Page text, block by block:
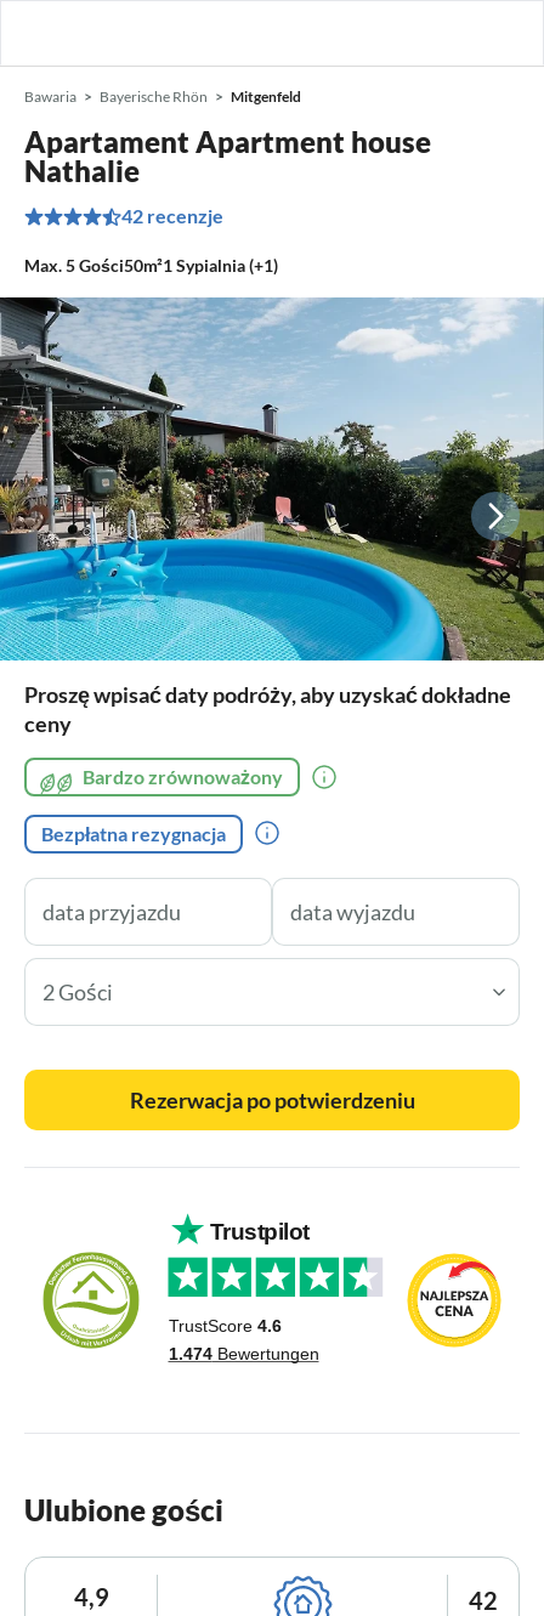
Bawaria Bayerische Rhön Mitgenfeld
Apartament Apartment house
Nathalie
42 recenzje
Max.5Gości50m²1Sypialnia (+1)
Proszę wpisać daty podróży, aby uzyskać dokładne
ceny
Bardzo zrównoważony
Bezpłatna rezygnacja
2 Gości
Rezerwacja po potwierdzeniu
Ulubione gości
4,9 42